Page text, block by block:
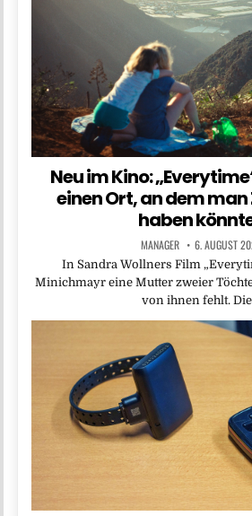
Neu im Kino:
einen Ort, an dem man
haben
MANAGER 6. AUGUST
In Sandra Wollners Film
Minichmayr eine Mutter zweier
von ihnen fehlt.